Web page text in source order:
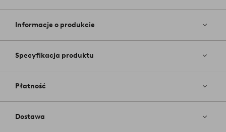
do
Informacje o produkcie
Specyfikacja produktu
Płatność
Dostawa